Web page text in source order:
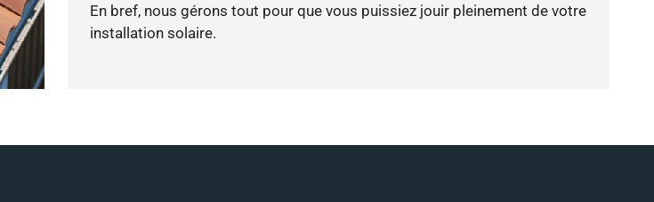
En bref, nous gérons tout pour que vous puissiez jouir pleinement de votre
installation solaire.